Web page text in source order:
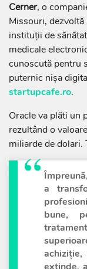
Cerner, o
Missouri,
instituții de
medicale
cunoscută pentru
puternic nișa
startupcafe.ro.
Oracle va plăti un
rezultând o
miliarde de dolari.
a
bune,